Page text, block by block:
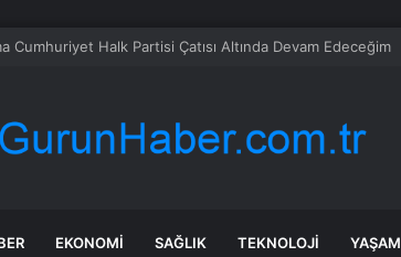
İleri Teknoloji Ekipman İthalatını Artıracak
EKONOMI SAĞLIK TEKNOLOJI YAŞAM